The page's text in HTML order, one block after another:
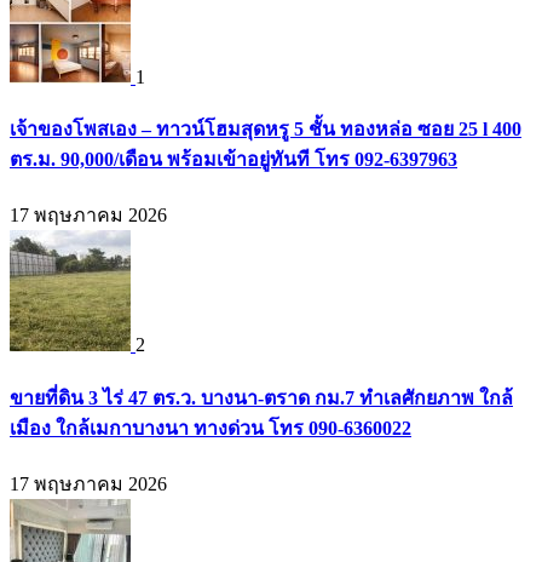
1
เจ้าของโพสเอง – ทาวน์โฮมสุดหรู 5 ชั้น ทองหล่อ ซอย 25 l 400
ตร.ม. 90,000/เดือน พร้อมเข้าอยู่ทันที โทร 092-6397963
17 พฤษภาคม 2026
2
ขายที่ดิน 3 ไร่ 47 ตร.ว. บางนา-ตราด กม.7 ทำเลศักยภาพ ใกล้
เมือง ใกล้เมกาบางนา ทางด่วน โทร 090-6360022
17 พฤษภาคม 2026